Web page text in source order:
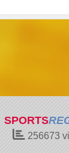
SPORTS
256673